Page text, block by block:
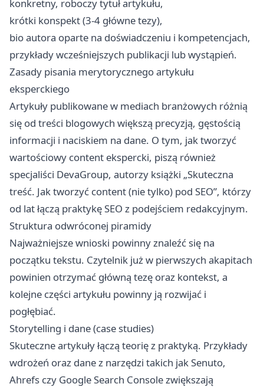
konkretny, roboczy tytuł artykułu,
krótki konspekt (3-4 główne tezy),
bio autora oparte na doświadczeniu i kompetencjach,
przykłady wcześniejszych publikacji lub wystąpień.
Zasady pisania merytorycznego artykułu
eksperckiego
Artykuły publikowane w mediach branżowych różnią
się od treści blogowych większą precyzją, gęstością
informacji i naciskiem na dane. O tym, jak tworzyć
wartościowy content ekspercki, piszą również
specjaliści DevaGroup, autorzy książki „Skuteczna
treść. Jak tworzyć content (nie tylko) pod SEO”, którzy
od lat łączą praktykę SEO z podejściem redakcyjnym.
Struktura odwróconej piramidy
Najważniejsze wnioski powinny znaleźć się na
początku tekstu. Czytelnik już w pierwszych akapitach
powinien otrzymać główną tezę oraz kontekst, a
kolejne części artykułu powinny ją rozwijać i
pogłębiać.
Storytelling i dane (case studies)
Skuteczne artykuły łączą teorię z praktyką. Przykłady
wdrożeń oraz dane z narzędzi takich jak Senuto,
Ahrefs czy Google Search Console zwiększają